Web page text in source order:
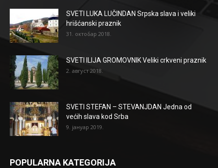
SVETI LUKA LUČINDAN Srpska slava i veliki
hrišćanski praznik
31. октобар 2018.
SVETI ILIJA GROMOVNIK Veliki crkveni praznik
2. август 2018.
SVETI STEFAN – STEVANJDAN Jedna od
većih slava kod Srba
9. јануар 2019.
POPULARNA KATEGORIJA